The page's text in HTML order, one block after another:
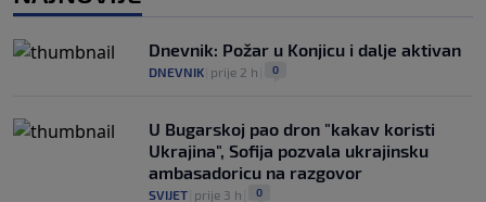
FIFA-e je vaš novac", danas se suočava s
najvećom krizom
| prije 5 h
Dnevnik: Požar u Konjicu i dalje aktivan
DNEVNIK prije 2 h 0
U Bugarskoj pao dron "kakav koristi
Ukrajina", Sofija pozvala ukrajinsku
ambasadoricu na razgovor
SVIJET prije 3 h 0